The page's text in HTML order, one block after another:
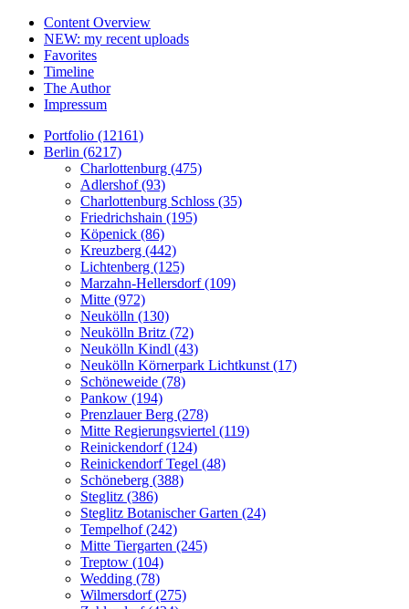
Content Overview
NEW: my recent uploads
Favorites
Timeline
The Author
Impressum
Portfolio (12161)
Berlin (6217)
Charlottenburg (475)
Adlershof (93)
Charlottenburg Schloss (35)
Friedrichshain (195)
Köpenick (86)
Kreuzberg (442)
Lichtenberg (125)
Marzahn-Hellersdorf (109)
Mitte (972)
Neukölln (130)
Neukölln Britz (72)
Neukölln Kindl (43)
Neukölln Körnerpark Lichtkunst (17)
Schöneweide (78)
Pankow (194)
Prenzlauer Berg (278)
Mitte Regierungsviertel (119)
Reinickendorf (124)
Reinickendorf Tegel (48)
Schöneberg (388)
Steglitz (386)
Steglitz Botanischer Garten (24)
Tempelhof (242)
Mitte Tiergarten (245)
Treptow (104)
Wedding (78)
Wilmersdorf (275)